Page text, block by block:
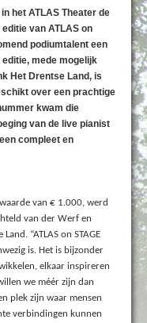
het ATLAS Theater de
van ATLAS on
podiumtalent een
mede mogelijk
Het Drentse Land, is
over een prachtige
kwam die
van de live pianist
compleet en
van € 1.000, werd
van der Werf en
“ATLAS on STAGE
is. Het is bijzonder
elkaar inspireren
we méér zijn dan
plek zijn waar mensen
verbindingen kunnen